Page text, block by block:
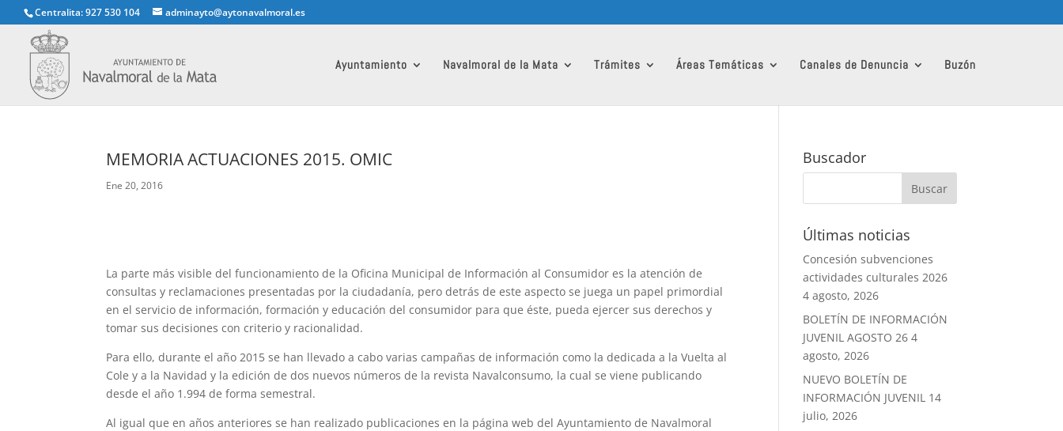
Centralita: 927 530 104 adminayto@aytonavalmoral.es
Ayuntamiento Navalmoral de la Mata Trámites Áreas Temáticas Canales de Denuncia Buzón
MEMORIA ACTUACIONES 2015. OMIC
Ene 20, 2016
La parte más visible del funcionamiento de la Oficina Municipal de Información al Consumidor es la atención de
consultas y reclamaciones presentadas por la ciudadanía, pero detrás de este aspecto se juega un papel primordial
en el servicio de información, formación y educación del consumidor para que éste, pueda ejercer sus derechos y
tomar sus decisiones con criterio y racionalidad.
Para ello, durante el año 2015 se han llevado a cabo varias campañas de información como la dedicada a la Vuelta al
Cole y a la Navidad y la edición de dos nuevos números de la revista Navalconsumo, la cual se viene publicando
desde el año 1.994 de forma semestral.
Al igual que en años anteriores se han realizado publicaciones en la página web del Ayuntamiento de Navalmoral
Buscador
Últimas noticias
Concesión subvenciones
actividades culturales 2026
4 agosto, 2026
BOLETÍN DE INFORMACIÓN
JUVENIL AGOSTO 26 4
agosto, 2026
NUEVO BOLETÍN DE
INFORMACIÓN JUVENIL 14
julio, 2026